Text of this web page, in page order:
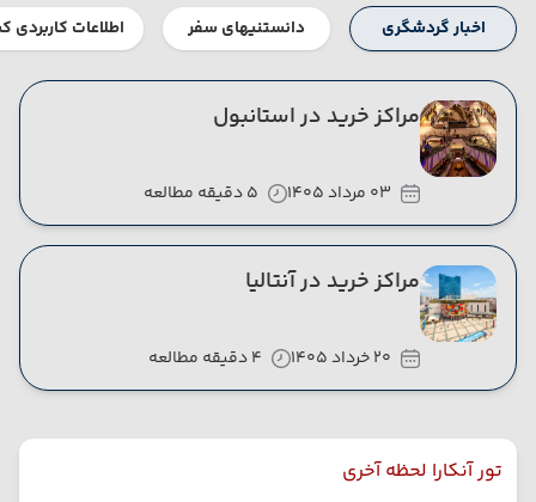
اخبار گردشگری دانستنیهای سفر اطلاعات کاربردی
مراکز خرید در استانبول
03 مرداد 1405 5 دقیقه مطالعه
مراکز خرید در آنتالیا
20 خرداد 1405 4 دقیقه مطالعه
تور آنکارا لحظه آخری